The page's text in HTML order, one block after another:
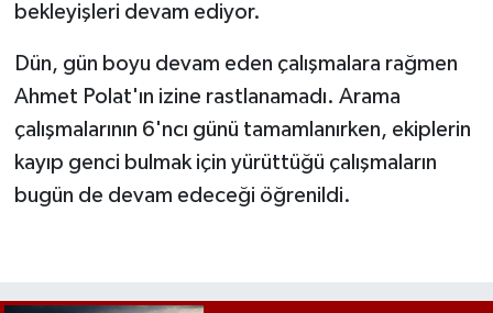
bekleyişleri devam ediyor.
Dün, gün boyu devam eden çalışmalara rağmen
Ahmet Polat'ın izine rastlanamadı. Arama
çalışmalarının 6'ncı günü tamamlanırken, ekiplerin
kayıp genci bulmak için yürüttüğü çalışmaların
bugün de devam edeceği öğrenildi.